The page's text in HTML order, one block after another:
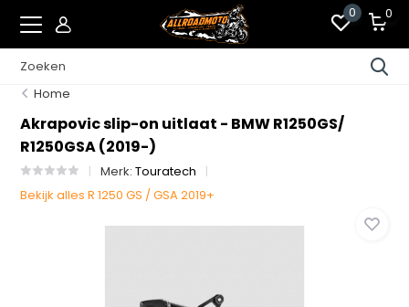
0 0
Home
Akrapovic slip-on uitlaat - BMW R1250GS/
R1250GSA (2019-)
Merk:Touratech
Bekijk alles R 1250 GS / GSA 2019+